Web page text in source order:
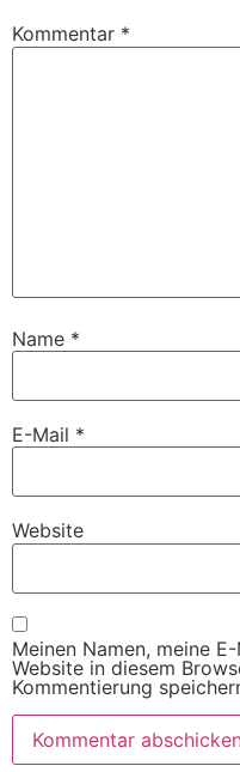
Kommentar *
Name *
E-Mail *
Website
Meinen Namen, meine
Website in diesem
Kommentierung